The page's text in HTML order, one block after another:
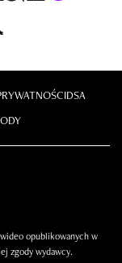
DSA
opublikowanych w
zgody wydawcy.